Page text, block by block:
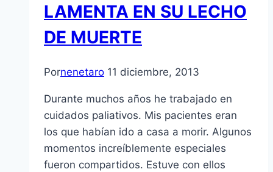
LAMENTA EN SU LECHO
DE MUERTE
Pornenetaro 11 diciembre, 2013
Durante muchos años he trabajado en
cuidados paliativos. Mis pacientes eran
los que habían ido a casa a morir. Algunos
momentos increíblemente especiales
fueron compartidos. Estuve con ellos